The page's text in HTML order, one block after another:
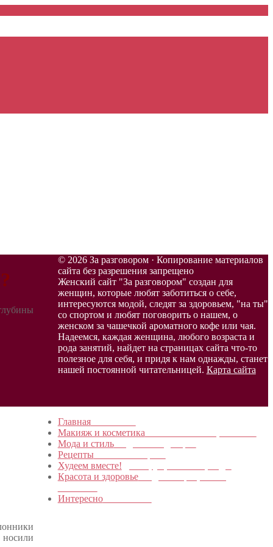
носили
© 2026 За разговором · Копирование материалов
сайта без разрешения запрещено
Женский сайт "За разговором" создан для
женщин, которые любят заботиться о себе,
интересуются модой, следят за здоровьем, "на ты"
со спортом и любят поговорить о нашем, о
женском за чашечкой ароматного кофе или чая.
Надеемся, каждая женщина, любого возраста и
рода занятий, найдет на страницах сайта что-то
полезное для себя, и придя к нам однажды, станет
нашей постоянной читательницей. Карта сайта
Главнаяв начало…
Макияж и косметика
Мода и стильМодные тенденции
РецептыПошагово с фото
Худеем вместе!
Красота и здоровьеУход за лицом, телом,
ИнтересноОбо всем…